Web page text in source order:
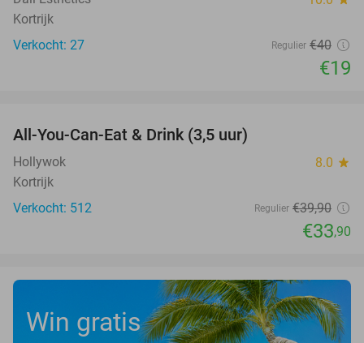
Kortrijk
Verkocht: 27
Regulier €40
€19
All-You-Can-Eat & Drink (3,5 uur)
Hollywok 8.0 star
Kortrijk
Verkocht: 512
Regulier €39,90
€33,90
Win gratis